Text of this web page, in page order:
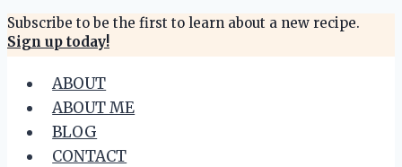
Skip
to
content
Subscribe to be the first to learn about a new recipe.
Sign up today!
ABOUT
ABOUT ME
BLOG
CONTACT